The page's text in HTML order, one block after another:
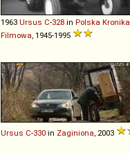
1963 Ursus C-328 in Polska Kronika
Filmowa , 1945-1995
Ursus C-330 in Zaginiona , 2003